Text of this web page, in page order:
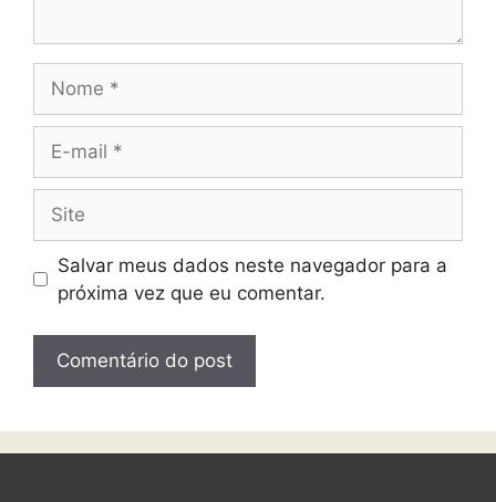
Salvar meus dados neste navegador para a
próxima vez que eu comentar.